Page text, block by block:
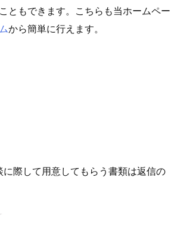
ともできます。こちらも当ホームペー
から簡単に行えます。
際して用意してもらう書類は返信の